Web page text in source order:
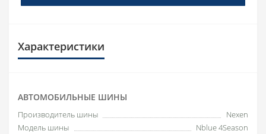
Характеристики
АВТОМОБИЛЬНЫЕ ШИНЫ
Производитель шины
Nexen
Модель шины
Nblue 4Season